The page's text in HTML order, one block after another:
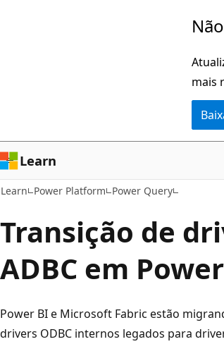
mais
Learn
Learn Power Platform Power Query
Transição de
ADBC em
Power BI e Microsoft Fabric estão
drivers ODBC internos legados para